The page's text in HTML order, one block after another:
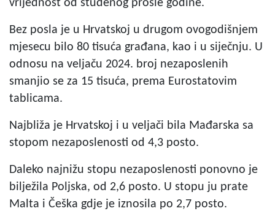
vrijednost od studenog prošle godine.
Bez posla je u Hrvatskoj u drugom ovogodišnjem
mjesecu bilo 80 tisuća građana, kao i u siječnju. U
odnosu na veljaču 2024. broj nezaposlenih
smanjio se za 15 tisuća, prema Eurostatovim
tablicama.
Najbliža je Hrvatskoj i u veljači bila Mađarska sa
stopom nezaposlenosti od 4,3 posto.
Daleko najnižu stopu nezaposlenosti ponovno je
bilježila Poljska, od 2,6 posto. U stopu ju prate
Malta i Češka gdje je iznosila po 2,7 posto.